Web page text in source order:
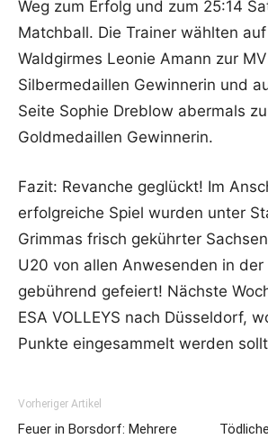
Weg zum Erfolg und zum 25:14
Matchball. Die Trainer wählten
Waldgirmes Leonie Amann zur
Silbermedaillen Gewinnerin und
Seite Sophie Dreblow abermals
Goldmedaillen Gewinnerin.
Fazit: Revanche geglückt! Im
erfolgreiche Spiel wurden unter
Grimmas frisch gekührter
U20 von allen Anwesenden in der
gebührend gefeiert! Nächste
ESA VOLLEYS nach Düsseldorf,
Punkte eingesammelt werden
Vorheriger Artikel
Feuer in Borsdorf: Mehrere